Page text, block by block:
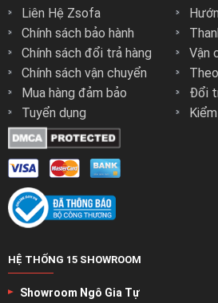
Liên Hệ Zsofa
Chính sách bảo hành
Chính sách đổi trả hàng
Chính sách vận chuyển
Mua hàng đảm bảo
Tuyển dụng
Vận
Đổi
HỆ THỐNG 15 SHOWROOM
Showroom Ngô Gia Tự